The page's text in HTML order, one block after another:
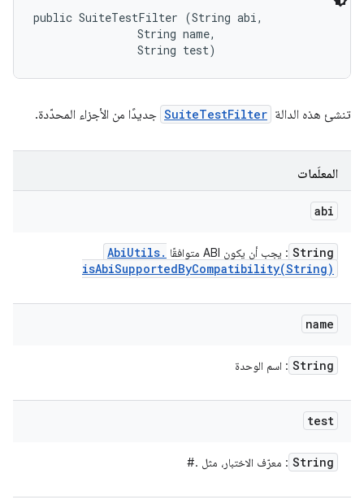
public SuiteTestFilter (String abi,
                String name,
                String test)
تنشئ هذه الدالة SuiteTestFilter جديدًا من الأجزاء المحدّدة.
المعلَمات
abi
String : يجب أن يكون ABI متوافقًا AbiUtils.
isAbiSupportedByCompatibility(String)
name
String : اسم الوحدة
test
String : معرّف الاختبار، مثل .
#